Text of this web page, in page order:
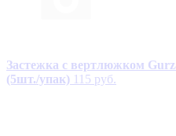
Застежка с вертлюжком
(5шт./упак) 115 руб.